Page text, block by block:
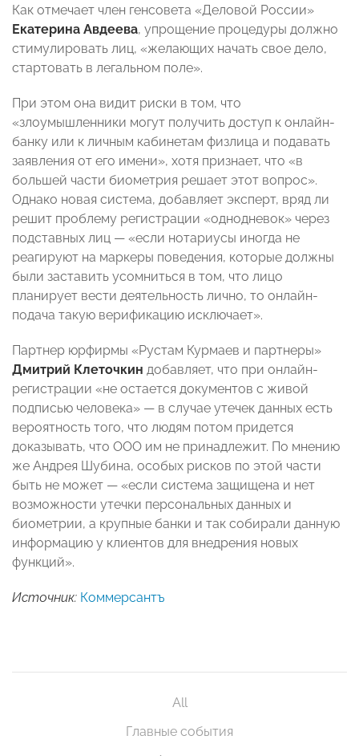
Как отмечает член генсовета «Деловой России»
Екатерина Авдеева, упрощение процедуры должно
стимулировать лиц, «желающих начать свое дело,
стартовать в легальном поле».
При этом она видит риски в том, что
«злоумышленники могут получить доступ к онлайн-
банку или к личным кабинетам физлица и подавать
заявления от его имени», хотя признает, что «в
большей части биометрия решает этот вопрос».
Однако новая система, добавляет эксперт, вряд ли
решит проблему регистрации «однодневок» через
подставных лиц — «если нотариусы иногда не
реагируют на маркеры поведения, которые должны
были заставить усомниться в том, что лицо
планирует вести деятельность лично, то онлайн-
подача такую верификацию исключает».
Партнер юрфирмы «Рустам Курмаев и партнеры»
Дмитрий Клеточкин добавляет, что при онлайн-
регистрации «не остается документов с живой
подписью человека» — в случае утечек данных есть
вероятность того, что людям потом придется
доказывать, что ООО им не принадлежит. По мнению
же Андрея Шубина, особых рисков по этой части
быть не может — «если система защищена и нет
возможности утечки персональных данных и
биометрии, а крупные банки и так собирали данную
информацию у клиентов для внедрения новых
функций».
Источник: Коммерсантъ
All
Главные события